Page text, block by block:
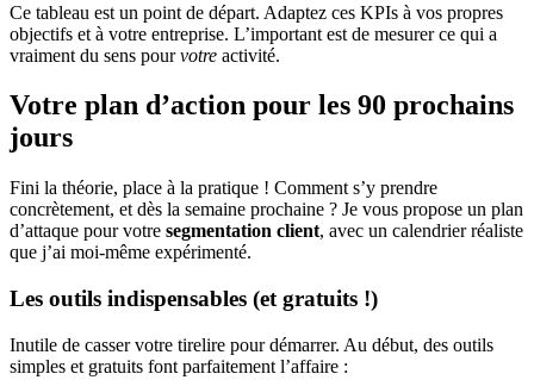
Ce tableau est un point de départ. Adaptez ces KPIs à vos propres
objectifs et à votre entreprise. L’important est de mesurer ce qui a
vraiment du sens pourvotre activité.
Votre plan d’action pour les 90 prochains
jours
Fini la théorie, place à la pratique ! Comment s’y prendre
concrètement, et dès la semaine prochaine ? Je vous propose un plan
d’attaque pour votre segmentation client, avec un calendrier réaliste
que j’ai moi-même expérimenté.
Les outils indispensables (et gratuits !)
Inutile de casser votre tirelire pour démarrer. Au début, des outils
simples et gratuits font parfaitement l’affaire :